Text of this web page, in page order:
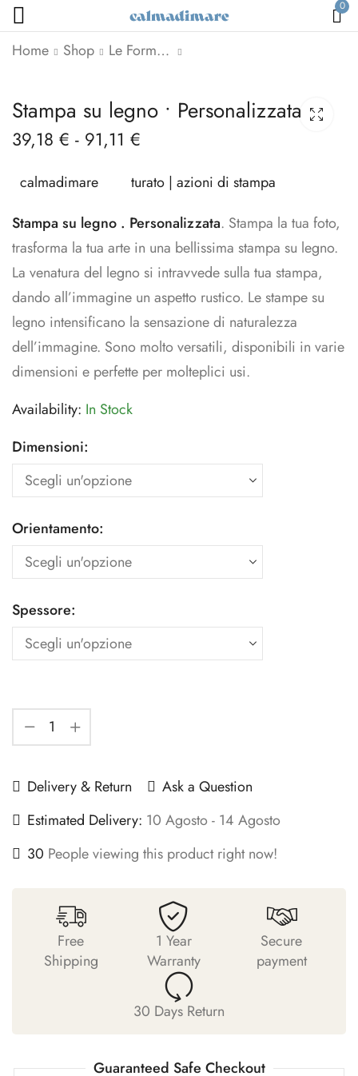
0
Home Shop Le Forme dell'Arte
Borraccia termica •
Chi è felice
Franco Angeli • Full
Fathom Five
Stampa su legno • Personalizzata
39,18 € - 91,11 €
calmadimare
turato | azioni di stampa
Stampa su legno . Personalizzata. Stampa la tua foto,
trasforma la tua arte in una bellissima stampa su legno.
La venatura del legno si intravvede sulla tua stampa,
dando all’immagine un aspetto rustico. Le stampe su
legno intensificano la sensazione di naturalezza
dell’immagine. Sono molto versatili, disponibili in varie
dimensioni e perfette per molteplici usi.
Availability: In Stock
Dimensioni:
Orientamento:
Spessore:
Delivery & Return
Ask a Question
Estimated Delivery: 10 Agosto - 14 Agosto
30 People viewing this product right now!
Free
Shipping
1 Year
Warranty
Secure
payment
30 Days Return
Guaranteed Safe Checkout